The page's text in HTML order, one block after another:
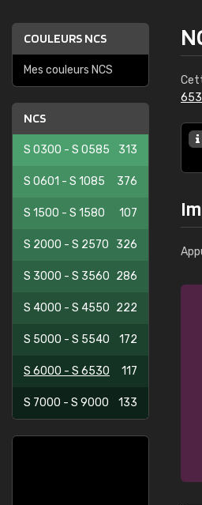
COULEURS NCS
Mes couleurs NCS
NCS
S 0300 - S 0585 313
S 0601 - S 1085 376
S 1500 - S 1580 107
S 2000 - S 2570 326
S 3000 - S 3560 286
S 4000 - S 4550 222
S 5000 - S 5540 172
S 6000 - S 6530 117
S 7000 - S 9000 133